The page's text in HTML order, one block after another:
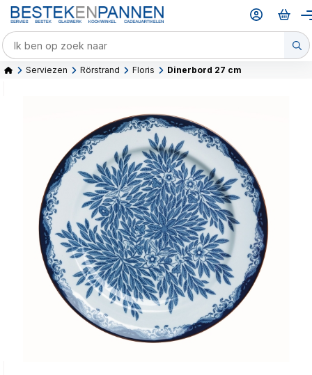
Serviezen Rörstrand Floris Dinerbord 27 cm